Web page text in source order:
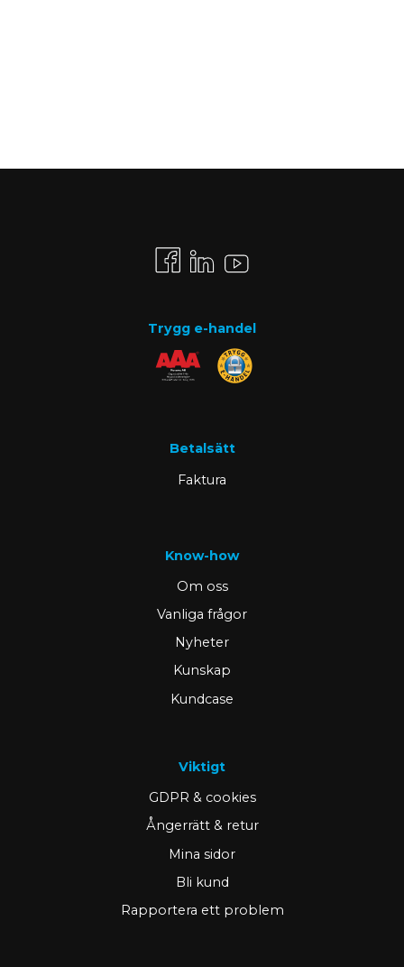
Trygg e-handel
Betalsätt
Faktura
Know-how
Om oss
Vanliga frågor
Nyheter
Kunskap
Kundcase
Viktigt
GDPR & cookies
Ångerrätt & retur
Mina sidor
Bli kund
Rapportera ett problem